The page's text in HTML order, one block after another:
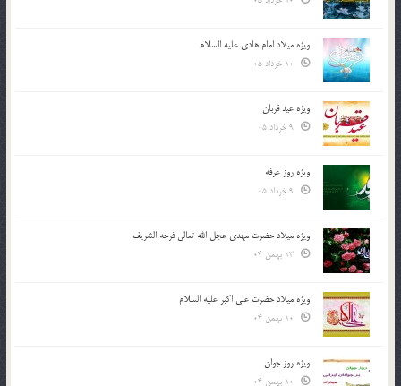
ویژه میلاد امام هادی علیه السلام
ویژه عید قربان
ویژه روز عرفه
ویژه میلاد حضرت مهدی عجل الله تعالی فرجه الشريف
ویژه میلاد حضرت علی اکبر علیه السلام
ویژه روز جوان